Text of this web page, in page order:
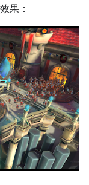
果：